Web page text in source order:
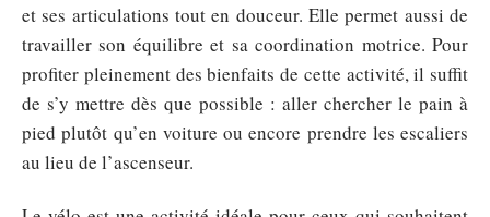
et ses articulations tout en douceur. Elle permet aussi de
travailler son équilibre et sa coordination motrice. Pour
profiter pleinement des bienfaits de cette activité, il suffit
de s’y mettre dès que possible : aller chercher le pain à
pied plutôt qu’en voiture ou encore prendre les escaliers
au lieu de l’ascenseur.